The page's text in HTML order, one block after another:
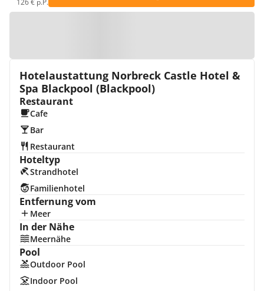
126 € p.P.
Hotelaustattung Norbreck Castle Hotel &
Spa Blackpool (Blackpool)
Restaurant
Cafe
Bar
Restaurant
Hoteltyp
Strandhotel
Familienhotel
Entfernung vom
Meer
In der Nähe
Meernähe
Pool
Outdoor Pool
Indoor Pool